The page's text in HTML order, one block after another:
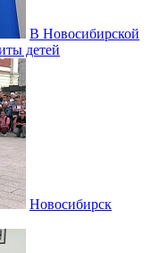
В Новосибирской
детей
Новосибирск